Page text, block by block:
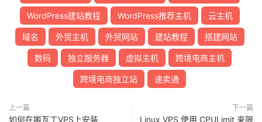
WordPress建站教程 WordPress推荐主机 云主机
域名 外贸主机 外贸网站 建站教程 搭建网站
数码 独立服务器 虚拟主机 跨境电商主机
跨境电商独立站 速卖通
上一篇
如何在搬瓦工VPS上安装
下一篇
Linux VPS 使用 CPULimit 来限